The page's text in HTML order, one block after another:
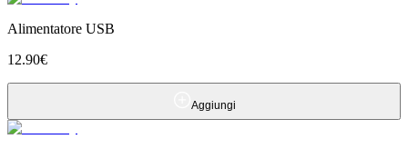
Alimentatore USB
12.90€
Aggiungi